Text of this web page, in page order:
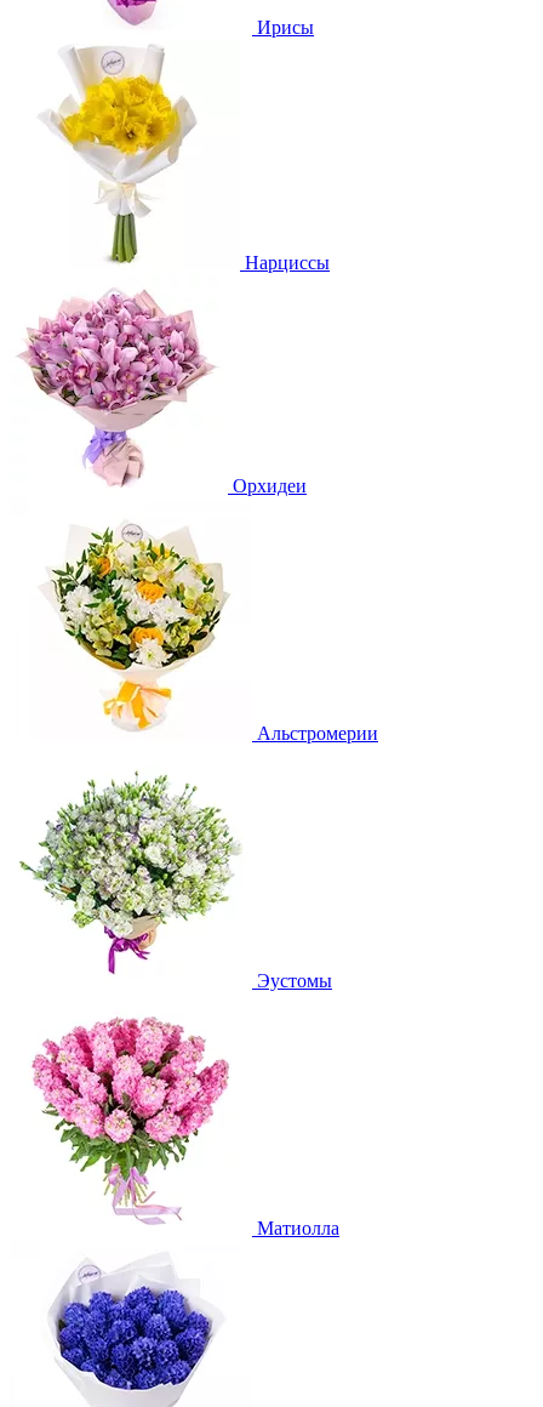
Ирисы
Нарциссы
Орхидеи
Альстромерии
Эустомы
Матиолла